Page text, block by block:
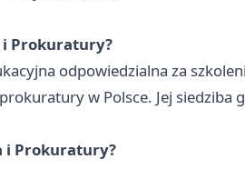
i Prokuratury?
odpowiedzialna za
w Polsce. Jej siedziba
i Prokuratury?